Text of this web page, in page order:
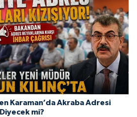
Karaman’da Akraba Adresi
mi?